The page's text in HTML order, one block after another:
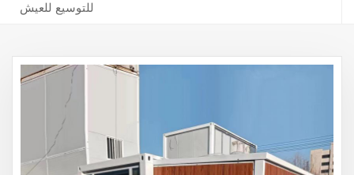
للتوسيع للعيش